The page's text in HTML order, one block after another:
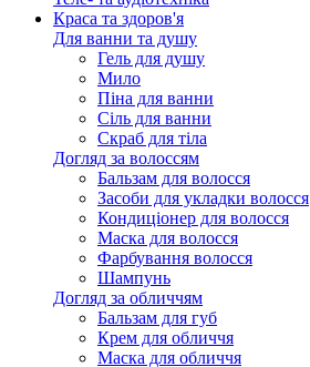
Краса та здоров'я
Для ванни та душу
Гель для душу
Мило
Піна для ванни
Сіль для ванни
Скраб для тіла
Догляд за волоссям
Бальзам для волосся
Засоби для укладки волосся
Кондиціонер для волосся
Маска для волосся
Фарбування волосся
Шампунь
Догляд за обличчям
Бальзам для губ
Крем для обличчя
Маска для обличчя